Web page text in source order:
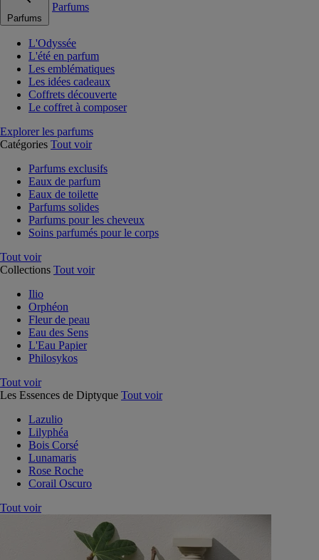
Parfums
Parfums
L'Odyssée
L'été en parfum
Les emblématiques
Les idées cadeaux
Coffrets découverte
Le coffret à composer
Explorer les parfums
Catégories Tout voir
Parfums exclusifs
Eaux de parfum
Eaux de toilette
Parfums solides
Parfums pour les cheveux
Soins parfumés pour le corps
Tout voir
Collections Tout voir
Ilio
Orphéon
Fleur de peau
Eau des Sens
L'Eau Papier
Philosykos
Tout voir
Les Essences de Diptyque Tout voir
Lazulio
Lilyphéa
Bois Corsé
Lunamaris
Rose Roche
Corail Oscuro
Tout voir